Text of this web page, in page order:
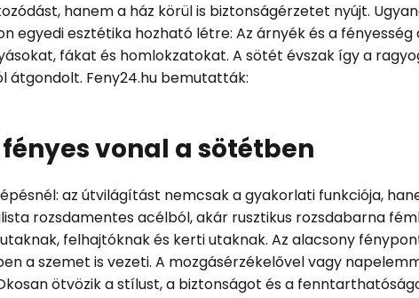
hanem a ház körül is biztonságérzetet nyújt.
egyedi esztétika hozható létre: Az árnyék és a
fákat és homlokzatokat. A sötét évszak így a
átgondolt. Feny24.hu bemutatták:
vonal a sötétben
az útvilágítást nemcsak a gyakorlati funkciója,
rozsdamentes acélból, akár rusztikus rozsdabarna
felhajtóknak és kerti utaknak. Az alacsony
a szemet is vezeti. A mozgásérzékelővel vagy
ötvözik a stílust, a biztonságot és a